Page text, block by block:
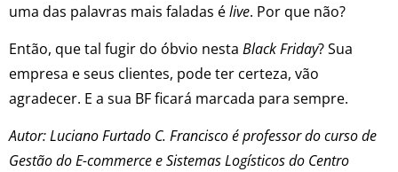
uma das palavras mais faladas élive. Por que não?
Então, que tal fugir do óbvio nesta Black Friday? Sua
empresa e seus clientes, pode ter certeza, vão
agradecer. E a sua BF ficará marcada para sempre.
Autor: Luciano Furtado C. Francisco é professor do curso de
Gestão do E-commerce e Sistemas Logísticos do Centro